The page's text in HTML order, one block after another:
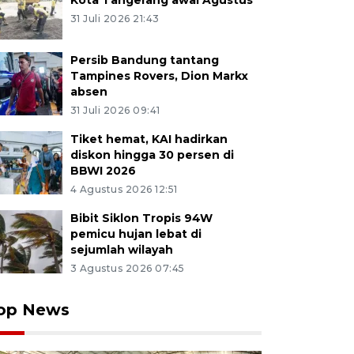
31 Juli 2026 21:43
Persib Bandung tantang
Tampines Rovers, Dion Markx
absen
31 Juli 2026 09:41
Tiket hemat, KAI hadirkan
diskon hingga 30 persen di
BBWI 2026
4 Agustus 2026 12:51
Bibit Siklon Tropis 94W
pemicu hujan lebat di
sejumlah wilayah
3 Agustus 2026 07:45
News